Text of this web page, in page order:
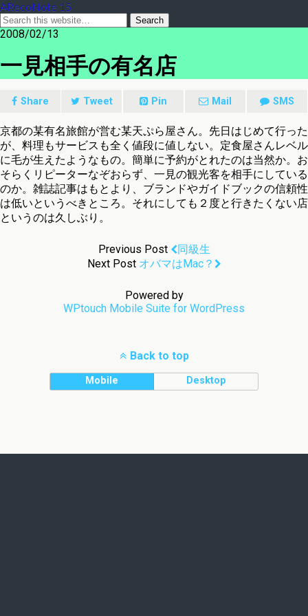
ARecoNote 15
2008/02/13
一見相手の有名店
Share Tweet Pin Mail SMS
京都の某有名旅館が営む某天ぷら屋さん。先日はじめて行った
が、料理もサービスも全く値段に値しない。定食屋さんレベル
に毛が生えたようなもの。簡単に予約がとれたのは当然か。お
そらくリピーターなぞおらず、一見の観光客を相手にしている
のか。雑誌記事はもとより、ブランドやガイドブックの信頼性
は低いというべきところ。それにしても２度と行きたくない店
というのは久しぶり。
Previous Post
同級生
Next Post オバマはMac？
Powered by
WPtouch Mobile Suite for WordPress
Back to top
Mobile Desktop